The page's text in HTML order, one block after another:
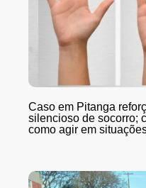
Caso em Pitanga
silencioso de socorro;
como agir em